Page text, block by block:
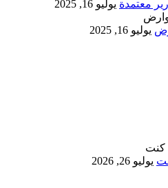
يوليو 16, 2025
يوليو 16, 2025
يوليو 26, 2026